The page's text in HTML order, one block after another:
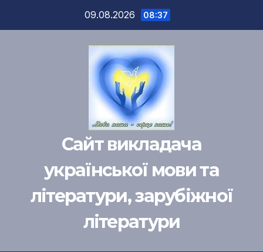
09.08.2026 08:37
Сайт викладача
української мови та
літератури, зарубіжної
літератури